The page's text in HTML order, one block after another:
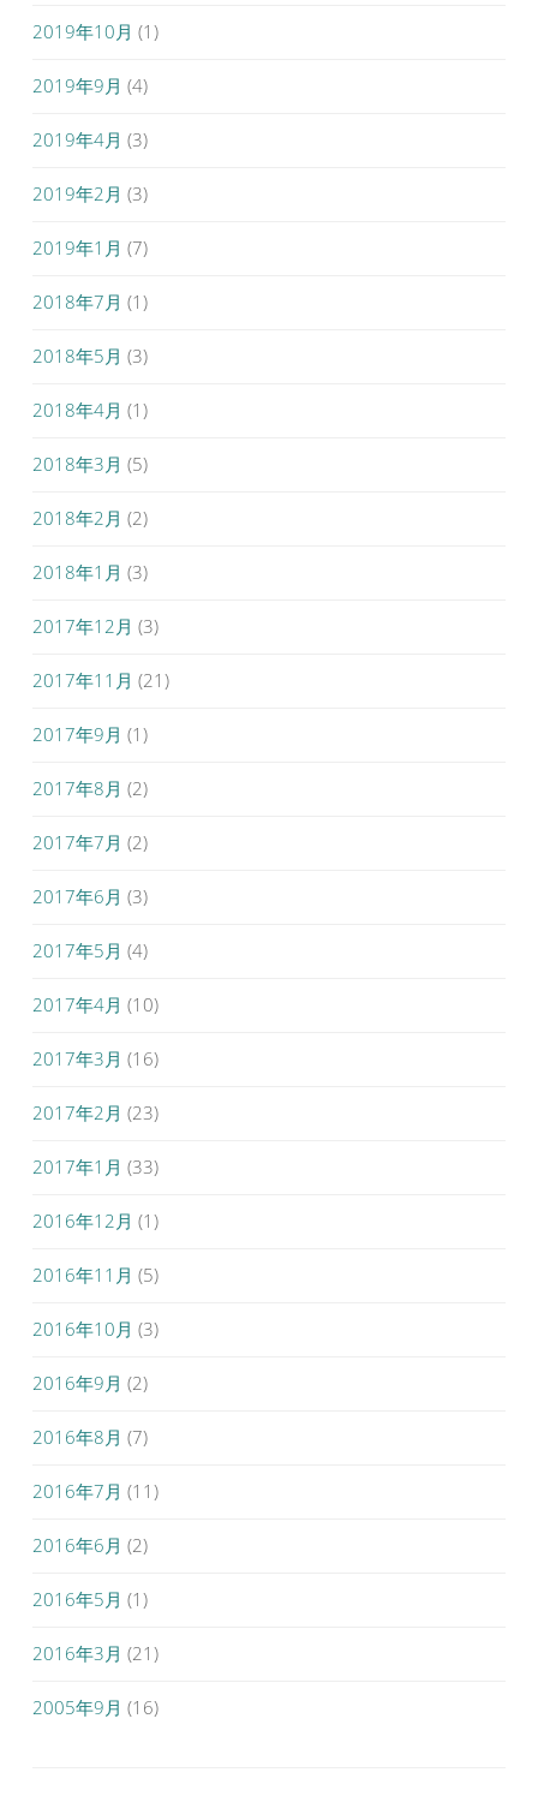
2019年10月 (1)
2019年9月 (4)
2019年4月 (3)
2019年2月 (3)
2019年1月 (7)
2018年7月 (1)
2018年5月 (3)
2018年4月 (1)
2018年3月 (5)
2018年2月 (2)
2018年1月 (3)
2017年12月 (3)
2017年11月 (21)
2017年9月 (1)
2017年8月 (2)
2017年7月 (2)
2017年6月 (3)
2017年5月 (4)
2017年4月 (10)
2017年3月 (16)
2017年2月 (23)
2017年1月 (33)
2016年12月 (1)
2016年11月 (5)
2016年10月 (3)
2016年9月 (2)
2016年8月 (7)
2016年7月 (11)
2016年6月 (2)
2016年5月 (1)
2016年3月 (21)
2005年9月 (16)